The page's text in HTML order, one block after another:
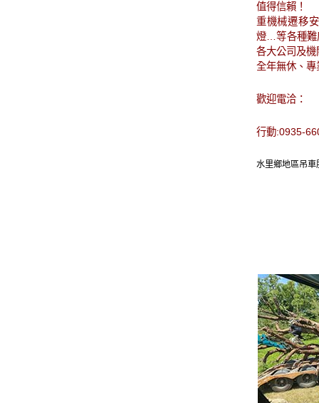
值得信賴！
重機械遷移
燈…等各種難
各大公司及
全年無休、
歡迎電洽：
行動:0935-
水里鄉地區吊